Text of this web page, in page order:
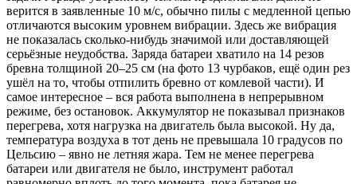
верится в заявленные 10 м/с, обычно пилы с медленной цепью
отличаются высоким уровнем вибрации. Здесь же вибрация
не показалась сколько-нибудь значимой или доставляющей
серьёзные неудобства. Заряда батареи хватило на 14 резов
бревна толщиной 20–25 см (на фото 13 чурбаков, ещё один рез
ушёл на то, чтобы отпилить бревно от комлевой части). И
самое интересное – вся работа выполнена в непрерывном
режиме, без остановок. Аккумулятор не показывал признаков
перегрева, хотя нагрузка на двигатель была высокой. Ну да,
температура воздуха в тот день не превышала 10 градусов по
Цельсию – явно не летняя жара. Тем не менее перегрева
батареи или двигателя не было, инструмент работал